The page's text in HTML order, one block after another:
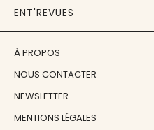
ENT'REVUES
À PROPOS
NOUS CONTACTER
NEWSLETTER
MENTIONS LÉGALES